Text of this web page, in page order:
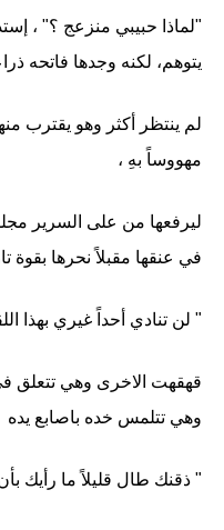
"لماذا حبيبي منزعج ؟" ،
يتوهم، لكنه وجدها فاتحه
لم ينتظر أكثر وهو يقترب
مهووساً بهِ ،
ليرفعها من على السرير
في عنقها مقبلاً نحرها بقوة
" لن تنادي أحداً غيري بهذا
قهقهت الاخرى وهي تتعلق
وهي تتلمس خده باصابع يده
" ذقنك طال قليلاً ما رأيك